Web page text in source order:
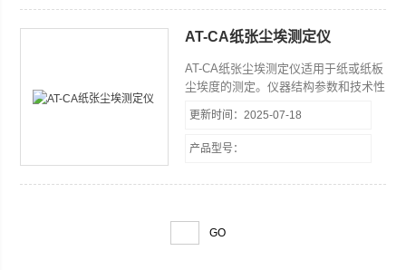
AT-CA纸张尘埃测定仪
AT-CA纸张尘埃测定仪适用于纸或纸板
尘埃度的测定。仪器结构参数和技术性
尘埃度的测定法》等有关标准要求。
１、 光源：２０Ｗ日光灯 ２、 照射
更新时间：2025-07-18
产品型号：